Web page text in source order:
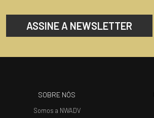
ASSINE A NEWSLETTER
SOBRE NÓS
Somos a NWADV